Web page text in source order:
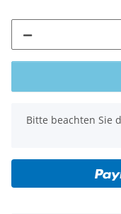
x
Bitte beachten Sie